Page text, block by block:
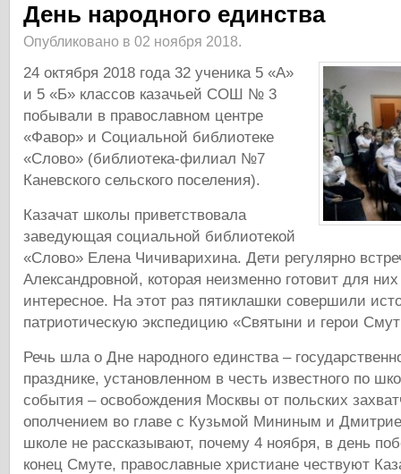
День народного единства
Опубликовано в 02 ноября 2018.
24 октября 2018 года 32 ученика 5 «А»
и 5 «Б» классов казачьей СОШ № 3
побывали в православном центре
«Фавор» и Социальной библиотеке
«Слово» (библиотека-филиал №7
Каневского сельского поселения).
Казачат школы приветствовала
заведующая социальной библиотекой
«Слово» Елена Чичиварихина. Дети регулярно
Александровной, которая неизменно готовит для
интересное. На этот раз пятиклашки совершили
патриотическую экспедицию «Святыни и герои
Речь шла о Дне народного единства –
празднике, установленном в честь известного по
события – освобождения Москвы от польских
ополчением во главе с Кузьмой Мининым и
школе не рассказывают, почему 4 ноября, в день
конец Смуте, православные христиане чествуют